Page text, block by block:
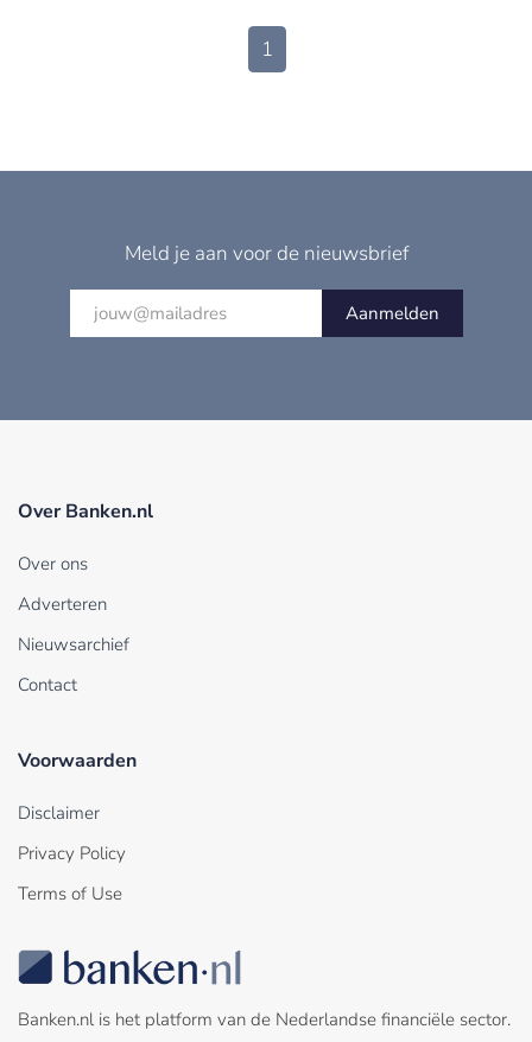
1
Meld je aan voor de nieuwsbrief
Aanmelden
Over Banken.nl
Over ons
Adverteren
Nieuwsarchief
Contact
Voorwaarden
Disclaimer
Privacy Policy
Terms of Use
Banken.nl is het platform van de Nederlandse financiële sector.